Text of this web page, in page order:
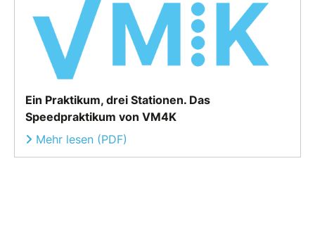
Ein Praktikum, drei Stationen. Das
Speedpraktikum von VM4K
Mehr lesen (PDF)